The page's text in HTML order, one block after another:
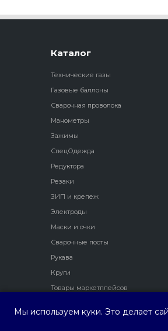
Каталог
Технические газы
Газовые баллоны
Сварочная проволока
Манометры
Зажимы
СпецОдежда
Редуктора
Резаки
ЗИП и крепеж
Электроды
Маски и очки
Сварочные посты
Рукава
Круги
Товары маркетплейсов
Мы используем куки. Это делает